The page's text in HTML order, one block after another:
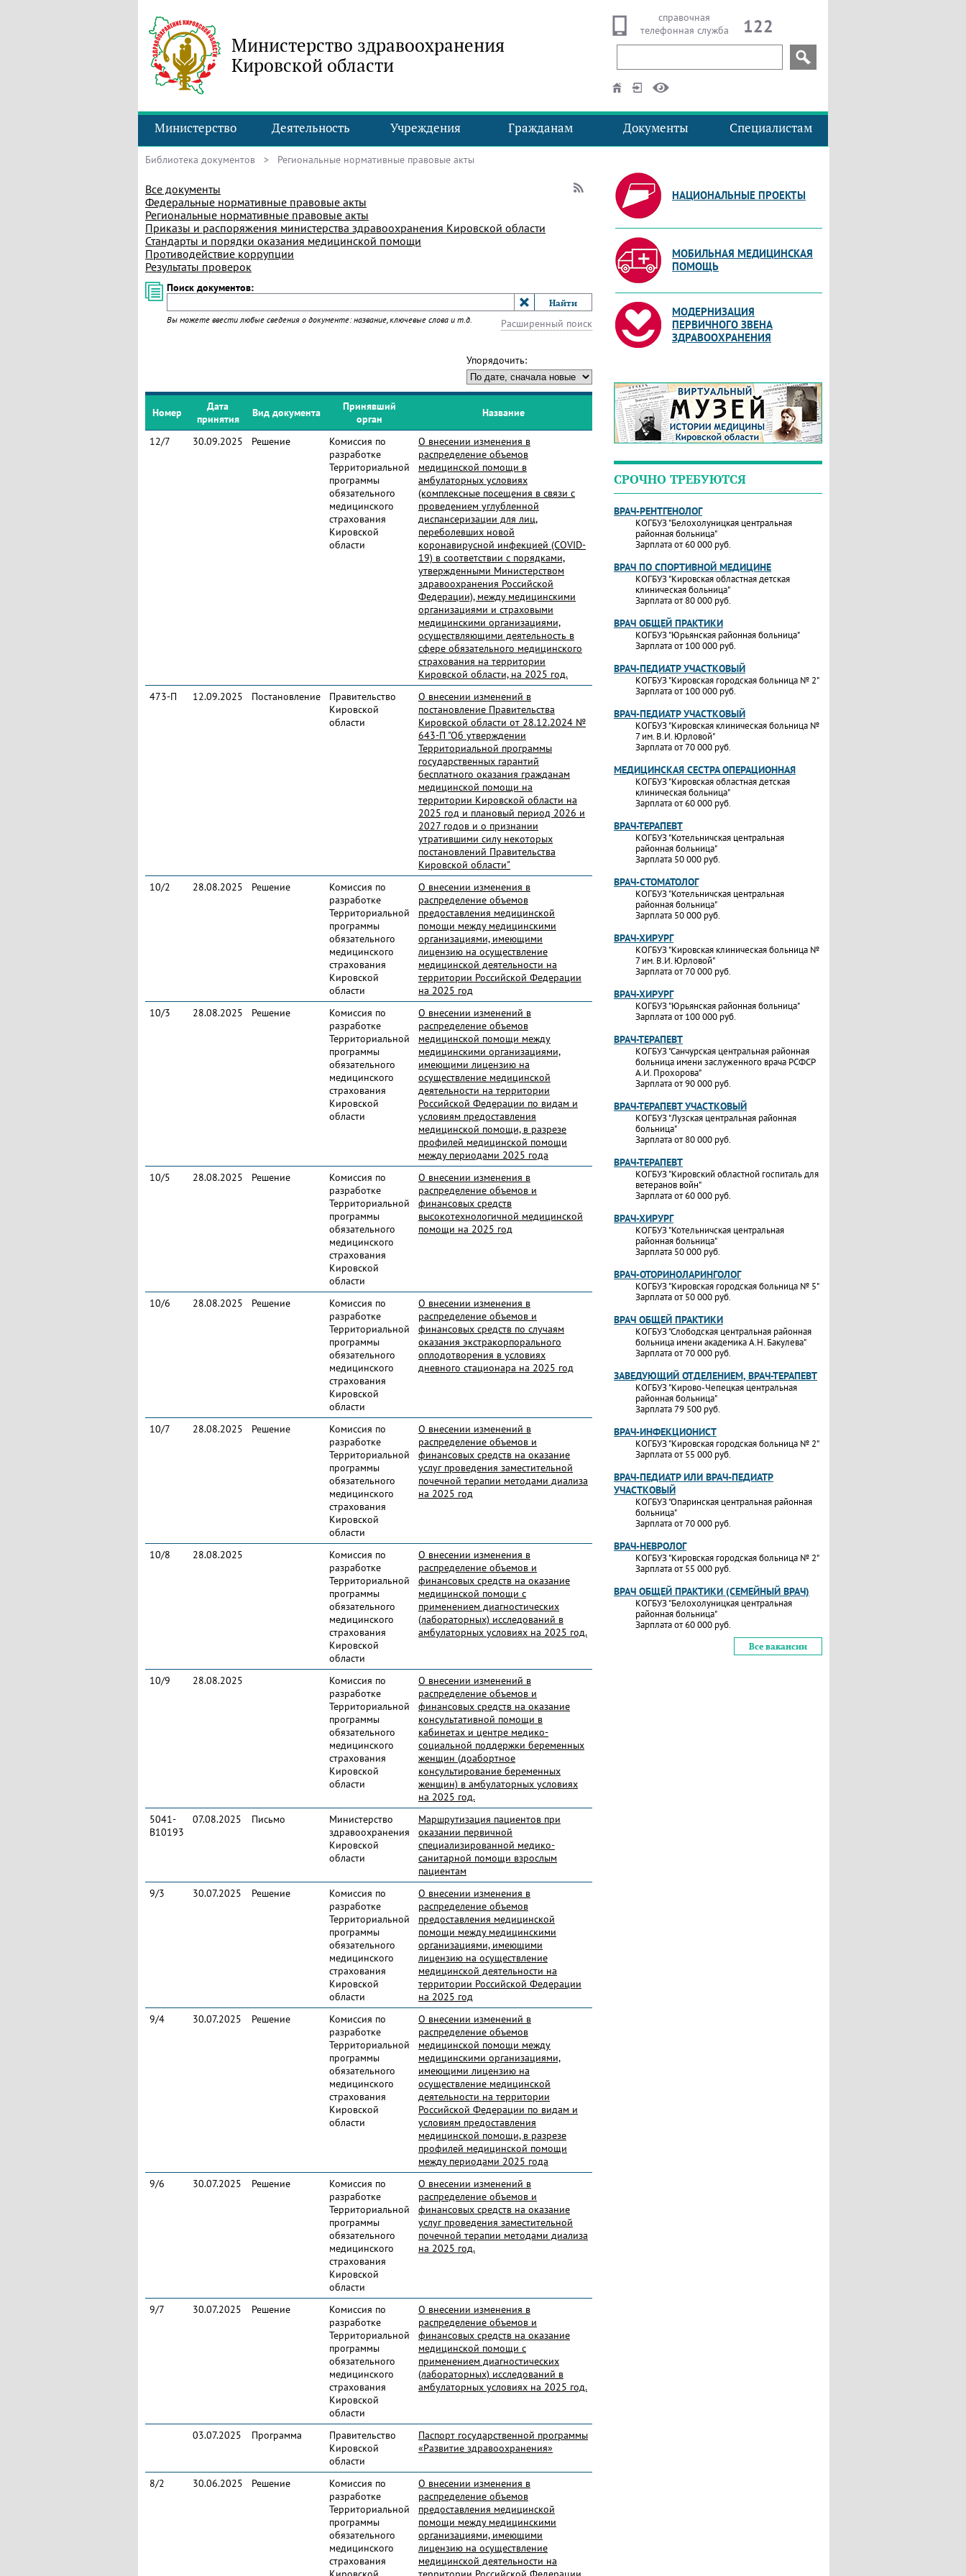
Министерство здравоохранения
Кировской области
справочная
телефонная служба
122
Министерство Деятельность Учреждения Гражданам Документы Специалистам
Библиотека документов > Региональные нормативные правовые акты
Все документы
Федеральные нормативные правовые акты
Региональные нормативные правовые акты
Приказы и распоряжения министерства здравоохранения Кировской области
Стандарты и порядки оказания медицинской помощи
Противодействие коррупции
Результаты проверок
Поиск документов:
Вы можете ввести любые сведения о документе: название, ключевые слова и т.д. Расширенный поиск
Упорядочить:
Номер
Дата
принятия
Вид документа
Принявший
орган
Название
12/7 30.09.2025 Решение
Комиссия по
разработке
Территориальной
программы
обязательного
медицинского
страхования
Кировской
области
О внесении изменения в
распределение объемов
медицинской помощи в
амбулаторных условиях
(комплексные посещения в связи с
проведением углубленной
диспансеризации для лиц,
переболевших новой
коронавирусной инфекцией (COVID-
19) в соответствии с порядками,
утвержденными Министерством
здравоохранения Российской
Федерации), между медицинскими
организациями и страховыми
медицинскими организациями,
осуществляющими деятельность в
сфере обязательного медицинского
страхования на территории
Кировской области, на 2025 год.
473-П
12.09.2025 Постановление
Правительство
Кировской
области
О внесении изменений в
постановление Правительства
Кировской области от 28.12.2024 №
643-П "Об утверждении
Территориальной программы
государственных гарантий
бесплатного оказания гражданам
медицинской помощи на
территории Кировской области на
2025 год и плановый период 2026 и
2027 годов и о признании
утратившими силу некоторых
постановлений Правительства
Кировской области"
10/2
28.08.2025 Решение
Комиссия по
разработке
Территориальной
программы
обязательного
медицинского
страхования
Кировской
области
О внесении изменения в
распределение объемов
предоставления медицинской
помощи между медицинскими
организациями, имеющими
лицензию на осуществление
медицинской деятельности на
территории Российской Федерации
на 2025 год
10/3
28.08.2025 Решение
Комиссия по
разработке
Территориальной
программы
обязательного
медицинского
страхования
Кировской
области
О внесении изменений в
распределение объемов
медицинской помощи между
медицинскими организациями,
имеющими лицензию на
осуществление медицинской
деятельности на территории
Российской Федерации по видам и
условиям предоставления
медицинской помощи, в разрезе
профилей медицинской помощи
между периодами 2025 года
10/5
28.08.2025 Решение
Комиссия по
разработке
Территориальной
программы
обязательного
медицинского
страхования
Кировской
области
О внесении изменения в
распределение объемов и
финансовых средств
высокотехнологичной медицинской
помощи на 2025 год
10/6 28.08.2025 Решение
Комиссия по
разработке
Территориальной
программы
обязательного
медицинского
страхования
Кировской
области
О внесении изменения в
распределение объемов и
финансовых средств по случаям
оказания экстракорпорального
оплодотворения в условиях
дневного стационара на 2025 год
10/7 28.08.2025 Решение
Комиссия по
разработке
Территориальной
программы
обязательного
медицинского
страхования
Кировской
области
О внесении изменений в
распределение объемов и
финансовых средств на оказание
услуг проведения заместительной
почечной терапии методами диализа
на 2025 год
10/8 28.08.2025
Комиссия по
разработке
Территориальной
программы
обязательного
медицинского
страхования
Кировской
области
О внесении изменения в
распределение объемов и
финансовых средств на оказание
медицинской помощи с
применением диагностических
(лабораторных) исследований в
амбулаторных условиях на 2025 год.
10/9 28.08.2025
Комиссия по
разработке
Территориальной
программы
обязательного
медицинского
страхования
Кировской
области
О внесении изменений в
распределение объемов и
финансовых средств на оказание
консультативной помощи в
кабинетах и центре медико-
социальной поддержки беременных
женщин (доабортное
консультирование беременных
женщин) в амбулаторных условиях
на 2025 год.
5041-
B10193
07.08.2025 Письмо
Министерство
здравоохранения
Кировской
области
Маршрутизация пациентов при
оказании первичной
специализированной медико-
санитарной помощи взрослым
пациентам
9/3
30.07.2025 Решение
Комиссия по
разработке
Территориальной
программы
обязательного
медицинского
страхования
Кировской
области
О внесении изменения в
распределение объемов
предоставления медицинской
помощи между медицинскими
организациями, имеющими
лицензию на осуществление
медицинской деятельности на
территории Российской Федерации
на 2025 год
9/4
30.07.2025 Решение
Комиссия по
разработке
Территориальной
программы
обязательного
медицинского
страхования
Кировской
области
О внесении изменений в
распределение объемов
медицинской помощи между
медицинскими организациями,
имеющими лицензию на
осуществление медицинской
деятельности на территории
Российской Федерации по видам и
условиям предоставления
медицинской помощи, в разрезе
профилей медицинской помощи
между периодами 2025 года
9/6
30.07.2025 Решение
Комиссия по
разработке
Территориальной
программы
обязательного
медицинского
страхования
Кировской
области
О внесении изменений в
распределение объемов и
финансовых средств на оказание
услуг проведения заместительной
почечной терапии методами диализа
на 2025 год.
9/7 30.07.2025 Решение
Комиссия по
разработке
Территориальной
программы
обязательного
медицинского
страхования
Кировской
области
О внесении изменения в
распределение объемов и
финансовых средств на оказание
медицинской помощи с
применением диагностических
(лабораторных) исследований в
амбулаторных условиях на 2025 год.
03.07.2025 Программа
Правительство
Кировской
области
Паспорт государственной программы
«Развитие здравоохранения»
8/2 30.06.2025 Решение
Комиссия по
разработке
Территориальной
программы
обязательного
медицинского
страхования
О внесении изменения в
распределение объемов
предоставления медицинской
помощи между медицинскими
организациями, имеющими
лицензию на осуществление
медицинской деятельности на
НАЦИОНАЛЬНЫЕ ПРОЕКТЫ
МОБИЛЬНАЯ МЕДИЦИНСКАЯ
ПОМОЩЬ
МОДЕРНИЗАЦИЯ
ПЕРВИЧНОГО ЗВЕНА
ЗДРАВООХРАНЕНИЯ
СРОЧНО ТРЕБУЮТСЯ
ВРАЧ-РЕНТГЕНОЛОГ
КОГБУЗ "Белохолуницкая центральная
районная больница"
Зарплата от 60 000 руб.
ВРАЧ ПО СПОРТИВНОЙ МЕДИЦИНЕ
КОГБУЗ "Кировская областная детская
клиническая больница"
Зарплата от 80 000 руб.
ВРАЧ ОБЩЕЙ ПРАКТИКИ
КОГБУЗ "Юрьянская районная больница"
Зарплата от 100 000 руб.
ВРАЧ-ПЕДИАТР УЧАСТКОВЫЙ
КОГБУЗ "Кировская городская больница № 2"
Зарплата от 100 000 руб.
ВРАЧ-ПЕДИАТР УЧАСТКОВЫЙ
КОГБУЗ "Кировская клиническая больница №
7 им. В.И. Юрловой"
Зарплата от 70 000 руб.
МЕДИЦИНСКАЯ СЕСТРА ОПЕРАЦИОННАЯ
КОГБУЗ "Кировская областная детская
клиническая больница"
Зарплата от 60 000 руб.
ВРАЧ-ТЕРАПЕВТ
КОГБУЗ "Котельничская центральная
районная больница"
Зарплата 50 000 руб.
ВРАЧ-СТОМАТОЛОГ
КОГБУЗ "Котельничская центральная
районная больница"
Зарплата 50 000 руб.
ВРАЧ-ХИРУРГ
КОГБУЗ "Кировская клиническая больница №
7 им. В.И. Юрловой"
Зарплата от 70 000 руб.
ВРАЧ-ХИРУРГ
КОГБУЗ "Юрьянская районная больница"
Зарплата от 100 000 руб.
ВРАЧ-ТЕРАПЕВТ
КОГБУЗ "Санчурская центральная районная
больница имени заслуженного врача РСФСР
А.И. Прохорова"
Зарплата от 90 000 руб.
ВРАЧ-ТЕРАПЕВТ УЧАСТКОВЫЙ
КОГБУЗ "Лузская центральная районная
больница"
Зарплата от 80 000 руб.
ВРАЧ-ТЕРАПЕВТ
КОГБУЗ "Кировский областной госпиталь для
ветеранов войн"
Зарплата от 60 000 руб.
ВРАЧ-ХИРУРГ
КОГБУЗ "Котельничская центральная
районная больница"
Зарплата 50 000 руб.
ВРАЧ-ОТОРИНОЛАРИНГОЛОГ
КОГБУЗ "Кировская городская больница № 5"
Зарплата от 50 000 руб.
ВРАЧ ОБЩЕЙ ПРАКТИКИ
КОГБУЗ "Слободская центральная районная
больница имени академика А.Н. Бакулева"
Зарплата от 70 000 руб.
ЗАВЕДУЮЩИЙ ОТДЕЛЕНИЕМ, ВРАЧ-ТЕРАПЕВТ
КОГБУЗ "Кирово-Чепецкая центральная
районная больница"
Зарплата 79 500 руб.
ВРАЧ-ИНФЕКЦИОНИСТ
КОГБУЗ "Кировская городская больница № 2"
Зарплата от 55 000 руб.
ВРАЧ-ПЕДИАТР ИЛИ ВРАЧ-ПЕДИАТР
УЧАСТКОВЫЙ
КОГБУЗ "Опаринская центральная районная
больница"
Зарплата от 70 000 руб.
ВРАЧ-НЕВРОЛОГ
КОГБУЗ "Кировская городская больница № 2"
Зарплата от 55 000 руб.
ВРАЧ ОБЩЕЙ ПРАКТИКИ (СЕМЕЙНЫЙ ВРАЧ)
КОГБУЗ "Белохолуницкая центральная
районная больница"
Зарплата от 60 000 руб.
Все вакансии